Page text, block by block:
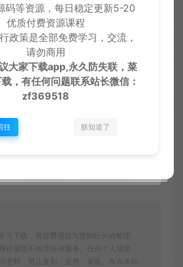
网络创业，而虚拟资源站是一个非
。这个项目不是追风口，不会说风
。如果你希望通过互联网持续赚
长期持有的项目，不仅能长期带来
积累大量的精准客户。
1029483205
下载，资源费用仅为赞助站长的整理
价值也不包含任何服务。任何个人或组
意时，禁止复制、盗用、采集、发布本站
码等资源，每日稳定更新5-20
优质付费资源课程
政策是全部免费学习，交流，
请勿商用
大家下载app,永久防失联，菜
，有任何问题联系站长微信：
zf369518
往 朕知道了